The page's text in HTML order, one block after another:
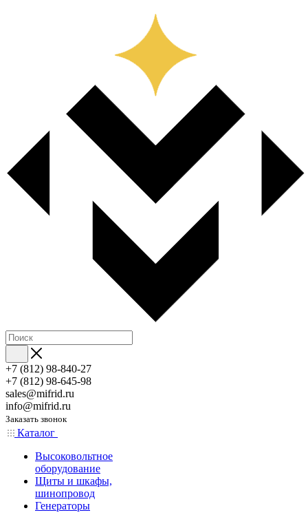
+7 (812) 98-840-27
+7 (812) 98-645-98
sales@mifrid.ru
info@mifrid.ru
Заказать звонок
Каталог
Высоковольтное
оборудование
Щиты и шкафы,
шинопровод
Генераторы